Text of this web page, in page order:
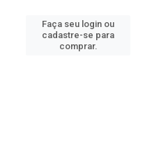
Faça seu login ou
cadastre-se para
comprar.